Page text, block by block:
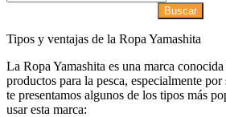
Buscar
Tipos y ventajas de la Ropa Yamashita
La Ropa Yamashita es una marca
productos para la pesca, especialmente
te presentamos algunos de los tipos más
usar esta marca: